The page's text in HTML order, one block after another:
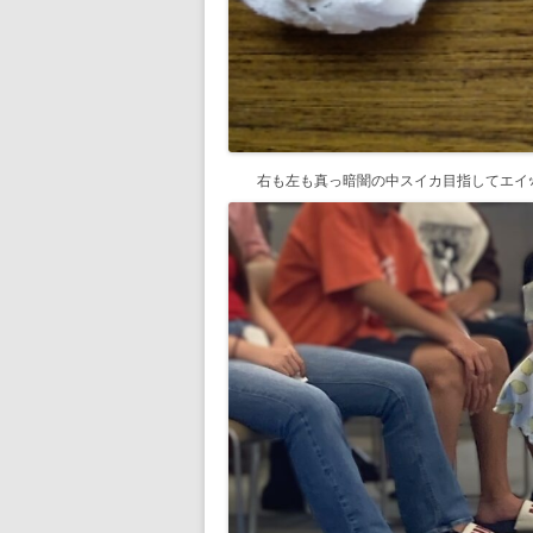
右も左も真っ暗闇の中スイカ目指してエイ